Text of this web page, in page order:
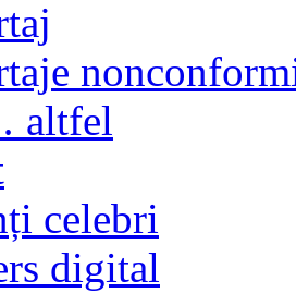
altfel
celebri
digital